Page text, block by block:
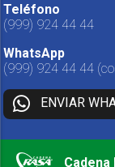
Teléfono
(999) 924 44 44
WhatsApp
(999) 924 44 44
ENVIAR
Cadena